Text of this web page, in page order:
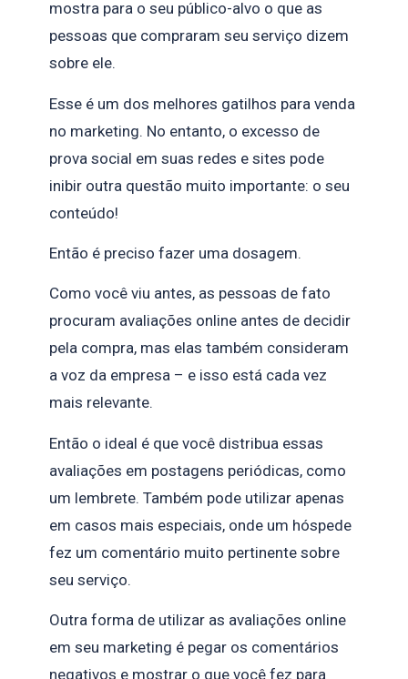
mostra para o seu público-alvo o que as
pessoas que compraram seu serviço dizem
sobre ele.
Esse é um dos melhores gatilhos para venda
no marketing. No entanto, o excesso de
prova social em suas redes e sites pode
inibir outra questão muito importante: o seu
conteúdo!
Então é preciso fazer uma dosagem.
Como você viu antes, as pessoas de fato
procuram avaliações online antes de decidir
pela compra, mas elas também consideram
a voz da empresa – e isso está cada vez
mais relevante.
Então o ideal é que você distribua essas
avaliações em postagens periódicas, como
um lembrete. Também pode utilizar apenas
em casos mais especiais, onde um hóspede
fez um comentário muito pertinente sobre
seu serviço.
Outra forma de utilizar as avaliações online
em seu marketing é pegar os comentários
negativos e mostrar o que você fez para